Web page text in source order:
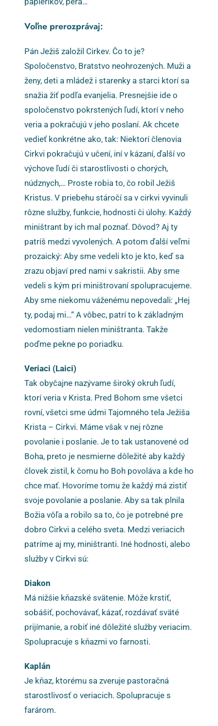
Voľne prerozprávaj:
Pán Ježiš založil Cirkev. Čo to je?
Spoločenstvo, Bratstvo neohrozených. Muži a
ženy, deti a mládež i starenky a starci ktorí sa
snažia žiť podľa evanjelia. Presnejšie ide o
spoločenstvo pokrstených ľudí, ktorí v neho
veria a pokračujú v jeho poslaní. Ak chcete
vedieť konkrétne ako, tak: Niektorí členovia
Cirkvi pokračujú v učení, iní v kázaní, ďalší vo
výchove ľudí či starostlivosti o chorých,
núdznych,… Proste robia to, čo robil Ježiš
Kristus. V priebehu stáročí sa v cirkvi vyvinuli
rôzne služby, funkcie, hodnosti či úlohy. Každý
miništrant by ich mal poznať. Dôvod? Aj ty
patríš medzi vyvolených. A potom ďalší veľmi
prozaický: Aby sme vedeli kto je kto, keď sa
zrazu objaví pred nami v sakristii. Aby sme
vedeli s kým pri miništrovaní spolupracujeme.
Aby sme niekomu váženému nepovedali: „Hej
ty, podaj mi…“ A vôbec, patrí to k základným
vedomostiam nielen miništranta. Takže
poďme pekne po poriadku.
Veriaci (Laici)
Tak obyčajne nazývame široký okruh ľudí,
ktorí veria v Krista. Pred Bohom sme všetci
rovní, všetci sme údmi Tajomného tela Ježiša
Krista – Cirkvi. Máme však v nej rôzne
povolanie i poslanie. Je to tak ustanovené od
Boha, preto je nesmierne dôležité aby každý
človek zistil, k čomu ho Boh povoláva a kde ho
chce mať. Hovoríme tomu že každý má zistiť
svoje povolanie a poslanie. Aby sa tak plnila
Božia vôľa a robilo sa to, čo je potrebné pre
dobro Cirkvi a celého sveta. Medzi veriacich
patríme aj my, miništranti. Iné hodnosti, alebo
služby v Cirkvi sú:
Diakon
Má nižšie kňazské svätenie. Môže krstiť,
sobášiť, pochovávať, kázať, rozdávať sväté
prijímanie, a robiť iné dôležité služby veriacim.
Spolupracuje s kňazmi vo farnosti.
Kaplán
Je kňaz, ktorému sa zveruje pastoračná
starostlivosť o veriacich. Spolupracuje s
farárom.